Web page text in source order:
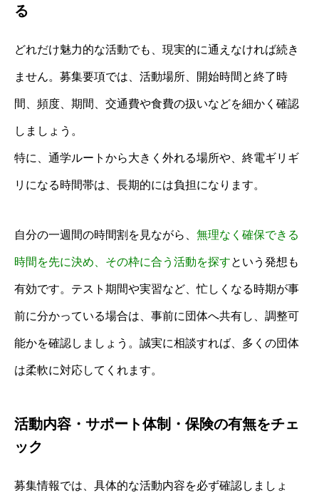
る
どれだけ魅力的な活動でも、現実的に通えなければ続き
ません。募集要項では、活動場所、開始時間と終了時
間、頻度、期間、交通費や食費の扱いなどを細かく確認
しましょう。
特に、通学ルートから大きく外れる場所や、終電ギリギ
リになる時間帯は、長期的には負担になります。
自分の一週間の時間割を見ながら、 無理なく確保できる
時間を先に決め、その枠に合う活動を探すという発想も
有効です。テスト期間や実習など、忙しくなる時期が事
前に分かっている場合は、事前に団体へ共有し、調整可
能かを確認しましょう。誠実に相談すれば、多くの団体
は柔軟に対応してくれます。
活動内容・サポート体制・保険の有無をチェ
ック
募集情報では、具体的な活動内容を必ず確認しましょ